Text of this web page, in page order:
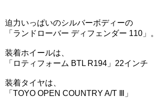
迫力いっぱいのシルバーボディーの
「ランドローバー ディフェンダー 110」。
装着ホイールは、
「ロティフォーム BTL R194」22インチ
装着タイヤは、
「TOYO OPEN COUNTRY A/T Ⅲ」